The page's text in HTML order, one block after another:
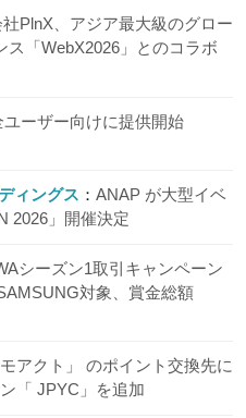
PlnX、アジア最大級のグロー
ス「WebX2026」とのコラボ
ユーザー向けに提供開始
ィングス
ANAP が大型イベ
2026」開催決定
シーズン1取引キャンペーン
対象、賞金総額
モアクト」 のポイント交換先に
「 JPYC」を追加